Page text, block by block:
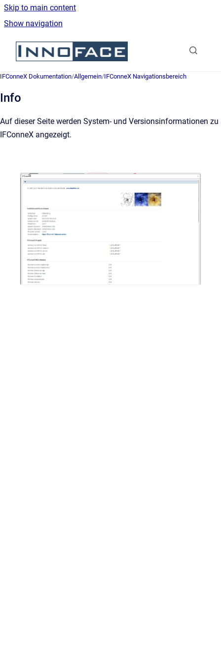
Skip to main content
Show navigation
Go to homepage
IFConneX Dokumentation/Allgemein/IFConneX Navigationsbereich
Info
Auf dieser Seite werden System- und Versionsinformationen zu
IFConneX angezeigt.